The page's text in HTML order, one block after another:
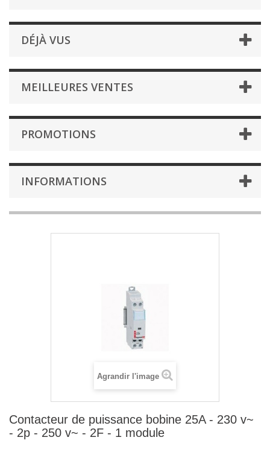
DÉJÀ VUS
MEILLEURES VENTES
PROMOTIONS
INFORMATIONS
Agrandir l'image
Contacteur de puissance bobine 25A - 230 v~
- 2p - 250 v~ - 2F - 1 module